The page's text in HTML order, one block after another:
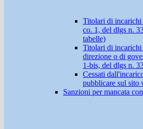
Titolari di
co. 1, del dlgs n.
tabelle)
Titolari di incarichi
direzione o di
1-bis, del dlgs n.
Cessati
pubblicare sul sito
Sanzioni per mancata